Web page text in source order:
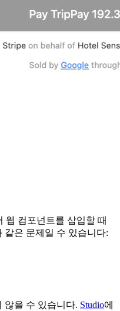
웹 컴포넌트를 삽입할 때
같은 문제일 수 있습니다:
않을 수 있습니다. Studio에